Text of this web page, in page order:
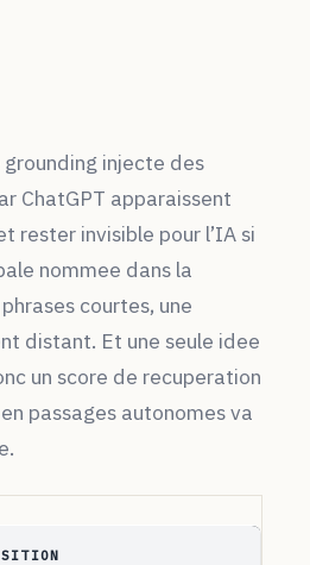
injecte des
ChatGPT apparaissent
rester invisible pour l’IA si
nommee dans la
courtes, une
distant. Et une seule idee
un score de recuperation
passages autonomes va